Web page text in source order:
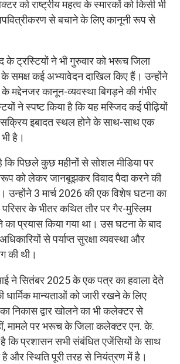
को राष्ट्रीय महत्व के स्मारकों को किसी भी
से बचाने के लिए कानूनी रूप से
के ट्रस्टियों ने भी गुरुवार को भरूच जिला
समक्ष कई अभ्यावेदन दाखिल किए हैं। उन्होंने
मद्देनजर कानून-व्यवस्था बिगड़ने की गंभीर
ने स्पष्ट किया है कि यह मस्जिद कई पीढ़ियों
इबादत स्थल होने के साथ-साथ एक
है।
कि पिछले कुछ महीनों से सोशल मीडिया पर
को लेकर जानबूझकर विवाद पैदा करने की
उन्होंने 3 मार्च 2026 की एक विशेष घटना का
के भीतर कथित तौर पर गैर-मुस्लिम
का प्रयास किया गया था। उस घटना के बाद
से पर्याप्त सुरक्षा व्यवस्था और
की थी।
ने सितंबर 2025 के एक पत्र का हवाला देते
धार्मिक मान्यताओं को जारी रखने के लिए
निकास द्वार खोलने का भी कलेक्टर से
मामले पर भरूच के जिला कलेक्टर एन. के.
है कि प्रशासन सभी संबंधित एजेंसियों के साथ
और स्थिति पूरी तरह से नियंत्रण में है।